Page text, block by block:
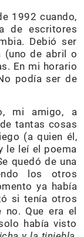
1992 cuando,
de escritores
Debió ser
(uno de abril o
En mi horario
podía ser de
mi amigo, a
tantas cosas
(a quien él,
le leí el poema
quedó de una
los otros
ya había
si tenía otros
Que era el
había visto